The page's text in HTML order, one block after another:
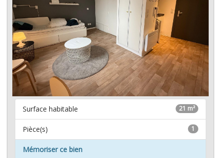
21 m²
Surface habitable
1
Pièce(s)
Mémoriser ce bien